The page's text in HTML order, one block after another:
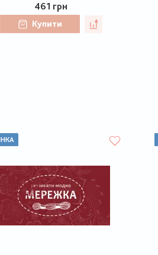
461 грн
Купити